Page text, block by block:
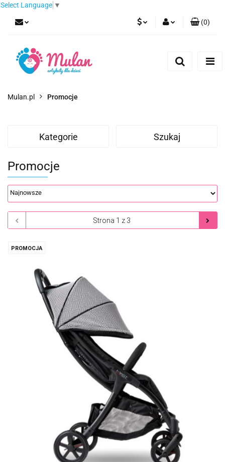
Select Language ▼
(0)
Mulan.pl Promocje
Kategorie Szukaj
Promocje
PROMOCJA